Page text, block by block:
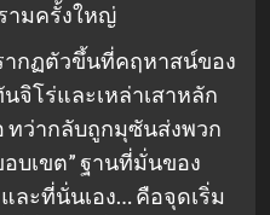
ามครั้งใหญ่
กฏตัวขึ้นที่คฤหาสน์ของ
จิโร่และเหล่าเสาหลัก
ทว่ากลับถูกมุซันส่งพวก
อบเขต” ฐานที่มั่นของ
ละที่นั่นเอง… คือจุดเริ่ม